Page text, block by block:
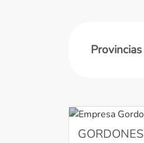
Provincias
GORDONES